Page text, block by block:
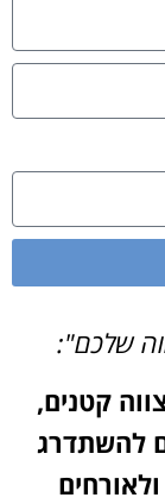
שלכם":
קטנים,
להשתדרג